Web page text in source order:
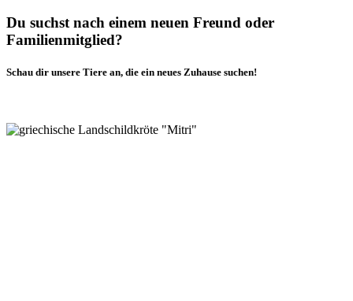
Du suchst nach einem neuen Freund oder
Familienmitglied?
Schau dir unsere Tiere an, die ein neues Zuhause suchen!